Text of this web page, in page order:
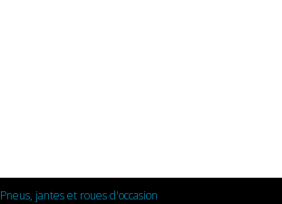
Pneus, jantes et roues d'occasion